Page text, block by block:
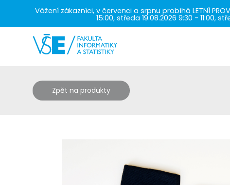
Vážení zákazníci, v červenci a srpnu probíhá LETNÍ
15:00, středa 19.08.2026 9:30 - 11:00,
Zpět na produkty